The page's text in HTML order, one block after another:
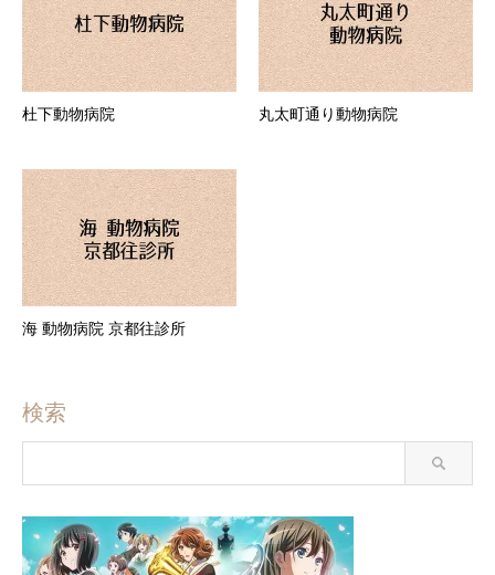
杜下動物病院 丸太町通り動物病院
海 動物病院 京都往診所
検索